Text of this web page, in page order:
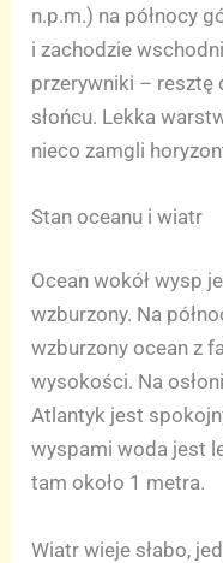
n.p.m.) na północy
i zachodzie
przerywniki – resztę
słońcu. Lekka
nieco zamgli
Stan oceanu i wiatr
Ocean wokół wysp
wzburzony. Na
wzburzony ocean z
wysokości. Na
Atlantyk jest
wyspami woda jest
tam około 1 metra.
Wiatr wieje słabo,